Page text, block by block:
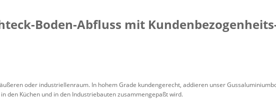
Boden-Abfluss mit
oder industriellenraum. In hohem Grade kundengerecht, addieren unser
den Küchen und in den Industriebauten zusammengepaßt wird.